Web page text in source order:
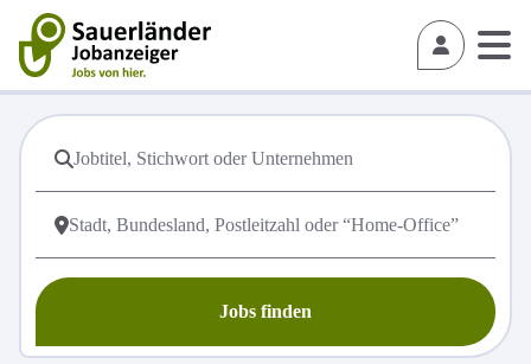
Jobs finden